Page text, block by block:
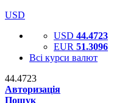
USD
USD 44.4723
EUR 51.3096
Всі курси валют
44.4723
Авторизація
Пошук